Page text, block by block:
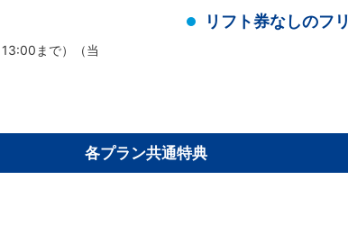
まで）（当
リフト券なしのフ
各プラン共通特典